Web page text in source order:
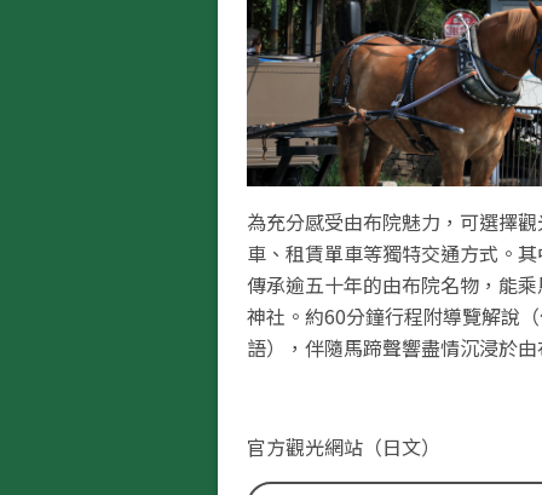
為充分感受由布院魅力，可選擇
車、租賃單車等獨特交通方式。
傳承逾五十年的由布院名物，能
神社。約60分鐘行程附導覽解說
語），伴隨馬蹄聲響盡情沉浸於
官方觀光網站（日文）